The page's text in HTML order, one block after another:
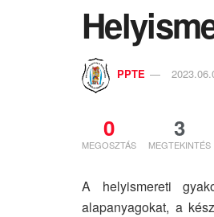
PPTE
0
MEGOSZTÁS
3
MEGTEKINTÉS
A helyismereti
alapanyagokat, a